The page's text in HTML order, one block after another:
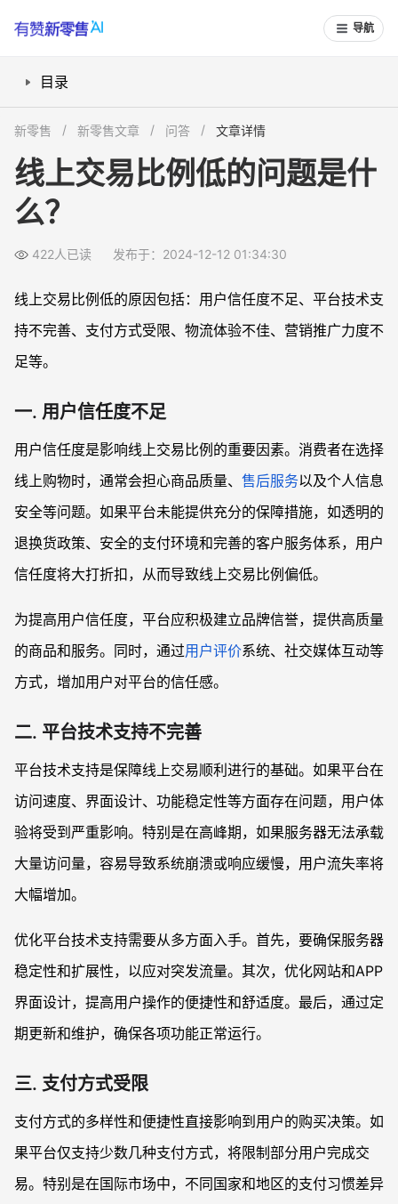
导航
目录
三. 支付方式受限
四. 物流体验不佳
总结
常见问题解答FAQS
4. 如何提升电商平台的物流体验？
新零售 新零售文章 问答 文章详情
线上交易比例低的问题是什
么？
422人已读 发布于：2024-12-12 01:34:30
线上交易比例低的原因包括：用户信任度不足、平台技术支
持不完善、支付方式受限、物流体验不佳、营销推广力度不
足等。
一. 用户信任度不足
用户信任度是影响线上交易比例的重要因素。消费者在选择
线上购物时，通常会担心商品质量、 售后服务以及个人信息
安全等问题。如果平台未能提供充分的保障措施，如透明的
退换货政策、安全的支付环境和完善的客户服务体系，用户
信任度将大打折扣，从而导致线上交易比例偏低。
为提高用户信任度，平台应积极建立品牌信誉，提供高质量
的商品和服务。同时，通过用户评价系统、社交媒体互动等
方式，增加用户对平台的信任感。
二. 平台技术支持不完善
平台技术支持是保障线上交易顺利进行的基础。如果平台在
访问速度、界面设计、功能稳定性等方面存在问题，用户体
验将受到严重影响。特别是在高峰期，如果服务器无法承载
大量访问量，容易导致系统崩溃或响应缓慢，用户流失率将
大幅增加。
优化平台技术支持需要从多方面入手。首先，要确保服务器
稳定性和扩展性，以应对突发流量。其次，优化网站和APP
界面设计，提高用户操作的便捷性和舒适度。最后，通过定
期更新和维护，确保各项功能正常运行。
三. 支付方式受限
支付方式的多样性和便捷性直接影响到用户的购买决策。如
果平台仅支持少数几种支付方式，将限制部分用户完成交
易。特别是在国际市场中，不同国家和地区的支付习惯差异